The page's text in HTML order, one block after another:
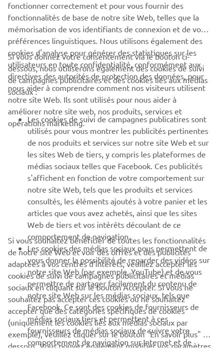
CORPORATE
PROS & B2B
PLUS YAMAHA
SUPPORT
NEWSLETTER
Découvrez en exclusivité les dernières offres, les événements
spéciaux, les nouveautés et bien plus encore
S'ABONNER
Lisez notre politique de confidentialité pour savoir comment
nous traitons vos données personnelles : Politique de
Confidentialité
France (French)
fonctionner correctement et pour vous fournir des
fonctionnalités de base de notre site Web, telles que la
mémorisation de vos identifiants de connexion et de vos
préférences linguistiques. Nous utilisons également des
cookies d'analyse pour générer des statistiques sur les
utilisateurs en toute confidentialité, conformément aux
directives des autorités de protection des données, pour
nous aider à comprendre comment nos visiteurs utilisent
notre site Web. Ils sont utilisés pour nous aider à
améliorer notre site web, nos produits, services et
opérations marketing.
Si vous donnez votre consentement via le bouton ci-
dessous, nous utiliserons également des cookies de suivi
de campagnes publicitaires et des cookies liés aux médias
sociaux :
Les cookies de suivi de campagnes publicatires sont
utilisés pour vous montrer les publicités pertinentes
de nos produits et services sur notre site Web et sur
les sites Web de tiers, y compris les plateformes de
médias sociaux telles que Facebook. Ces publicités
s'affichent en fonction de votre comportement sur
notre site Web, tels que les produits et services
consultés, les éléments ajoutés à votre panier et les
articles que vous avez achetés, ainsi que les sites
Web de tiers et vos intérêts découlant de ce
comportement de navigation.
Les cookies des médias sociaux nous permettent de
vous donner la possibilité de regarder des vidéos sur
notre site Web (par exemple, YouTube) et de vous
permettre de partager facilement du contenu de
notre site Web sur les médias sociaux, tels que
Facebook. Ce sont des cookies de fournisseurs de
médias sociaux tiers et permettent à ces
fournisseurs de médias sociaux de suivre votre
comportement de navigation sur Internet et de
Si vous souhaitez bénéficier de toutes les fonctionnalités
de notre site Web et voir des offres et des publicités
adaptées à vos centres d'intérêts, veuillez accepter les
cookies de suivi de campagnes publicitaires et médias
sociaux en cliquant sur le bouton Accepter. Si vous ne
souhaitez pas accepter ces cookies ou ne souhaitez
accepter que des catégories spécifiques de cookies
(uniquement les cookies liés aux médias sociaux par
exemple), veuillez cliquer sur le bouton "En savoir plus" ci-
dessous. Vous pouvez également modifier vos paramètres